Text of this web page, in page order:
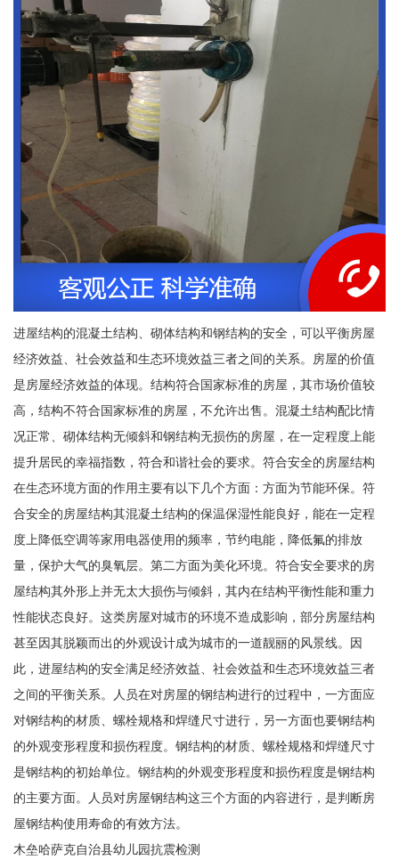
进屋结构的混凝土结构、砌体结构和钢结构的安全，可以平衡房屋
经济效益、社会效益和生态环境效益三者之间的关系。房屋的价值
是房屋经济效益的体现。结构符合国家标准的房屋，其市场价值较
高，结构不符合国家标准的房屋，不允许出售。混凝土结构配比情
况正常、砌体结构无倾斜和钢结构无损伤的房屋，在一定程度上能
提升居民的幸福指数，符合和谐社会的要求。符合安全的房屋结构
在生态环境方面的作用主要有以下几个方面：方面为节能环保。符
合安全的房屋结构其混凝土结构的保温保湿性能良好，能在一定程
度上降低空调等家用电器使用的频率，节约电能，降低氟的排放
量，保护大气的臭氧层。第二方面为美化环境。符合安全要求的房
屋结构其外形上并无太大损伤与倾斜，其内在结构平衡性能和重力
性能状态良好。这类房屋对城市的环境不造成影响，部分房屋结构
甚至因其脱颖而出的外观设计成为城市的一道靓丽的风景线。因
此，进屋结构的安全满足经济效益、社会效益和生态环境效益三者
之间的平衡关系。人员在对房屋的钢结构进行的过程中，一方面应
对钢结构的材质、螺栓规格和焊缝尺寸进行，另一方面也要钢结构
的外观变形程度和损伤程度。钢结构的材质、螺栓规格和焊缝尺寸
是钢结构的初始单位。钢结构的外观变形程度和损伤程度是钢结构
的主要方面。人员对房屋钢结构这三个方面的内容进行，是判断房
屋钢结构使用寿命的有效方法。
木垒哈萨克自治县幼儿园抗震检测